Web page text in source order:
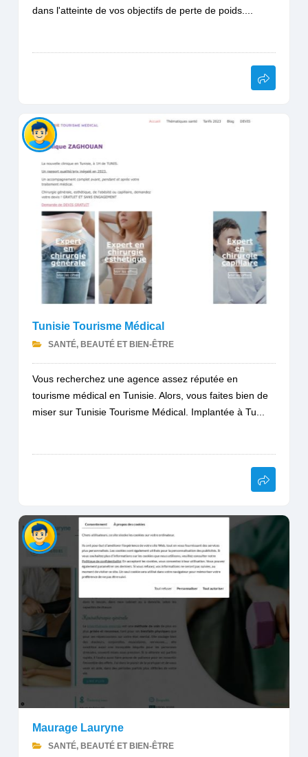
dans l'atteinte de vos objectifs de perte de poids....
Tunisie Tourisme Médical
SANTÉ, BEAUTÉ ET BIEN-ÊTRE
Vous recherchez une agence assez réputée en
tourisme médical en Tunisie. Alors, vous faites bien de
miser sur Tunisie Tourisme Médical. Implantée à Tu...
Maurage Lauryne
SANTÉ, BEAUTÉ ET BIEN-ÊTRE